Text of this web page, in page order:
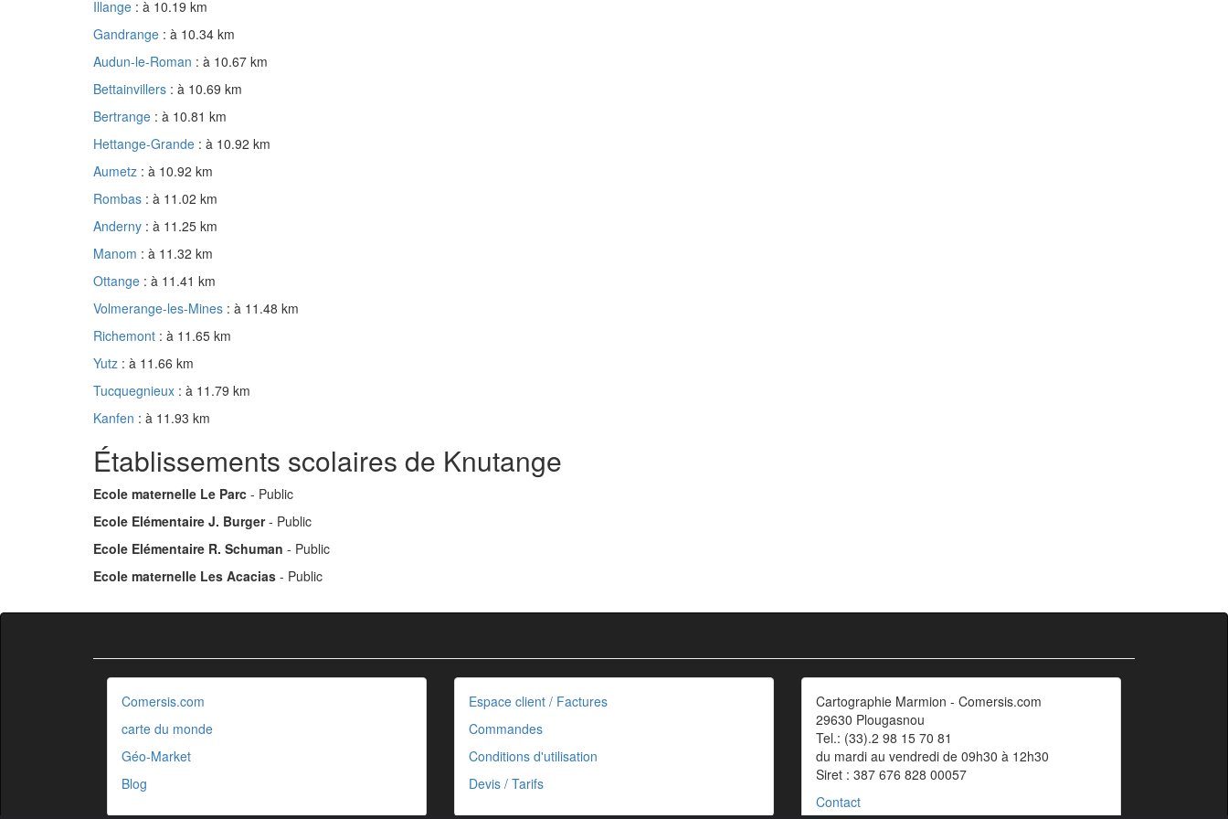
Illange : à 10.19 km
Gandrange : à 10.34 km
Audun-le-Roman : à 10.67 km
Bettainvillers : à 10.69 km
Bertrange : à 10.81 km
Hettange-Grande : à 10.92 km
Aumetz : à 10.92 km
Rombas : à 11.02 km
Anderny : à 11.25 km
Manom : à 11.32 km
Ottange : à 11.41 km
Volmerange-les-Mines : à 11.48 km
Richemont : à 11.65 km
Yutz : à 11.66 km
Tucquegnieux : à 11.79 km
Kanfen : à 11.93 km
Établissements scolaires de Knutange
Ecole maternelle Le Parc - Public
Ecole Elémentaire J. Burger- Public
Ecole Elémentaire R. Schuman - Public
Ecole maternelle Les Acacias - Public
Comersis.com
carte du monde
Géo-Market
Blog
Espace client / Factures
Commandes
Conditions d'utilisation
Devis / Tarifs
Cartographie Marmion - Comersis.com
29630 Plougasnou
Tel.: (33).2 98 15 70 81
du mardi au vendredi de 09h30 à 12h30
Siret : 387 676 828 00057
Contact